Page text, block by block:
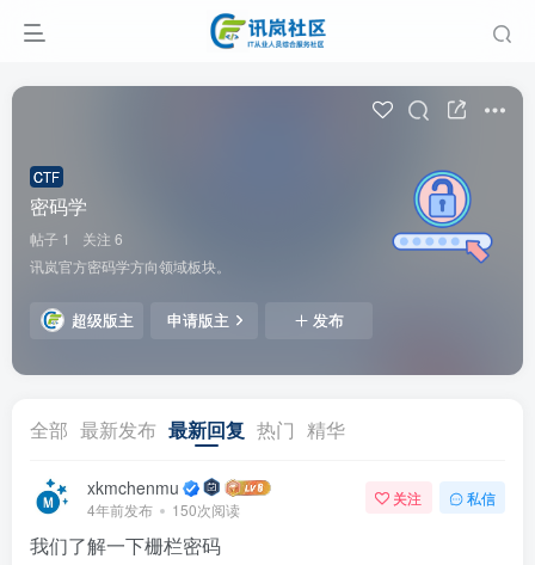
CTF
密码学
帖子 1
关注 6
讯岚官方密码学方向领域板块。
超级版主 申请版主 发布
全部 最新发布 最新回复 热门 精华
xkmchenmu
4年前发布 150次阅读
关注 私信
我们了解一下栅栏密码